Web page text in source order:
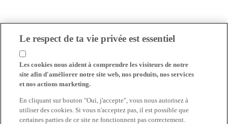
Le respect de ta vie privée est essentiel
Les cookies nous aident à comprendre les visiteurs de notre
site afin d'améliorer notre site web, nos produits, nos services
et nos actions marketing.
En cliquant sur bouton "Oui, j'accepte", vous nous autorisez à
utiliser des cookies. Si vous n'acceptez pas, il est possible que
certaines parties de ce site ne fonctionnent pas correctement.